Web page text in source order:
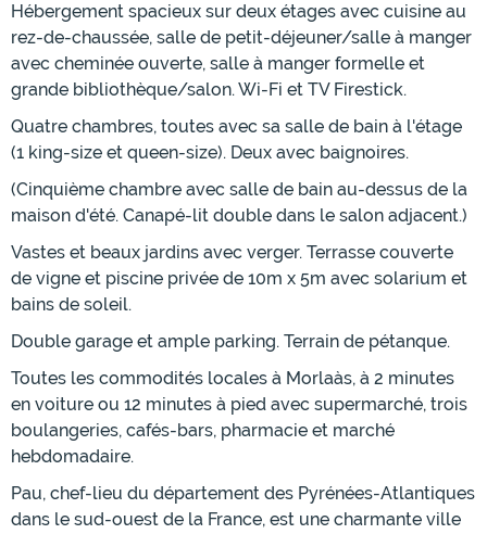
Hébergement spacieux sur deux étages avec cuisine au
rez-de-chaussée, salle de petit-déjeuner/salle à manger
avec cheminée ouverte, salle à manger formelle et
grande bibliothèque/salon. Wi-Fi et TV Firestick.
Quatre chambres, toutes avec sa salle de bain à l'étage
(1 king-size et queen-size). Deux avec baignoires.
(Cinquième chambre avec salle de bain au-dessus de la
maison d'été. Canapé-lit double dans le salon adjacent.)
Vastes et beaux jardins avec verger. Terrasse couverte
de vigne et piscine privée de 10m x 5m avec solarium et
bains de soleil.
Double garage et ample parking. Terrain de pétanque.
Toutes les commodités locales à Morlaàs, à 2 minutes
en voiture ou 12 minutes à pied avec supermarché, trois
boulangeries, cafés-bars, pharmacie et marché
hebdomadaire.
Pau, chef-lieu du département des Pyrénées-Atlantiques
dans le sud-ouest de la France, est une charmante ville